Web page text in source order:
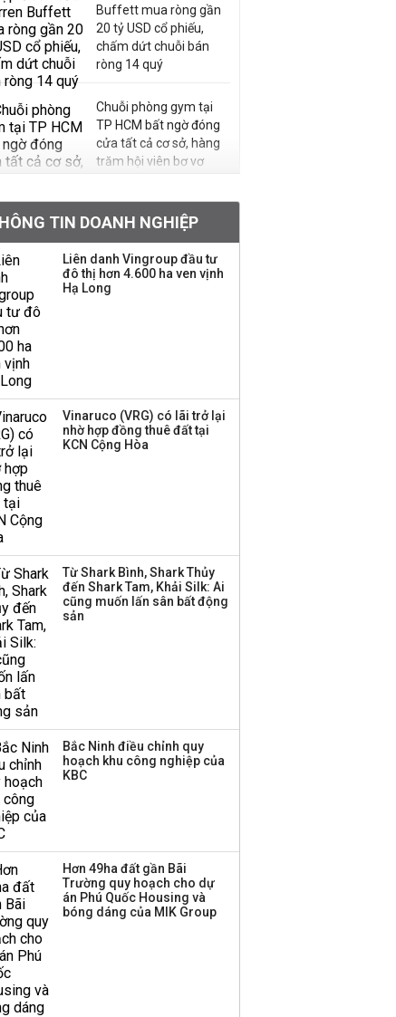
Buffett mua ròng gần
20 tỷ USD cổ phiếu,
chấm dứt chuỗi bán
ròng 14 quý
Chuỗi phòng gym tại
TP HCM bất ngờ đóng
cửa tất cả cơ sở, hàng
trăm hội viên bơ vơ
tiếng đứng sau tiệm
vàng Mi Hồng: Từ phụ
xe, sửa đồ điện tử cũ
đến gây dựng thương
hiệu hơn 35 năm tuổi
PNJ công bố thông tin
quyền tùy ý áp thuế
100% lên những đối tác
thương mại hàng đầu?
TIN DOANH NGHIỆP
Liên danh Vingroup đầu tư
đô thị hơn 4.600 ha ven vịnh
Hạ Long
Vinaruco (VRG) có lãi trở lại
nhờ hợp đồng thuê đất tại
KCN Cộng Hòa
Từ Shark Bình, Shark Thủy
đến Shark Tam, Khải Silk: Ai
cũng muốn lấn sân bất động
sản
Bắc Ninh điều chỉnh quy
hoạch khu công nghiệp của
KBC
Hơn 49ha đất gần Bãi
Trường quy hoạch cho dự
án Phú Quốc Housing và
bóng dáng của MIK Group